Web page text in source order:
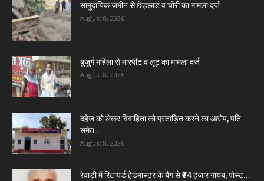
सामुदायिक जमीन से छेड़छाड़ व चोरी का मामला दर्ज
August 8, 2026
बुजुर्ग महिला से मारपीट व लूट का मामला दर्ज
August 8, 2026
दहेज को लेकर विवाहिता को प्रताड़ित करने का आरोप, पति
समेत...
August 8, 2026
रेवाड़ी में रिटायर्ड हेडमास्टर के बैग से ₹74 हजार गायब, पोस्ट...